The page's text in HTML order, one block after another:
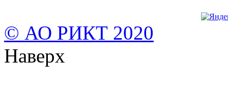
© АО РИКТ 2020
Наверх